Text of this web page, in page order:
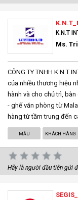
K.N.T
Ms.
CÔNG TY TNHH K.N.T
của nhiều thương hiệu
hành và cho chủ trì,
- ghế văn phòng từ
hàng từ tầm trung đến
MẪU KHÁCH HÀNG
Hãy là người đầu tiên gửi